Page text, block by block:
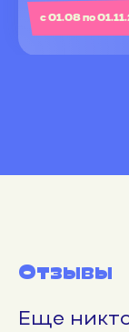
с 01.08 по
Отзывы
Еще